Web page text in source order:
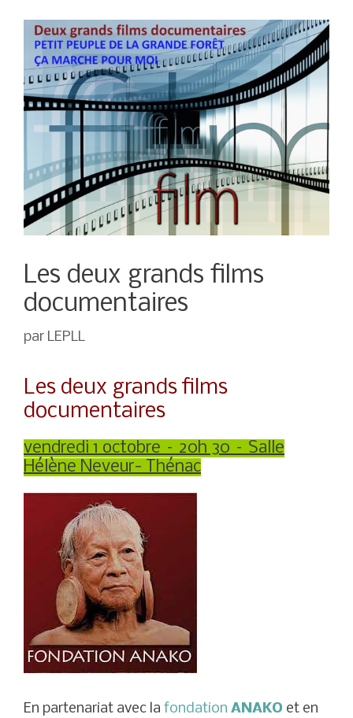
Les deux grands films
documentaires
par LEPLL
Les deux grands films
documentaires
vendredi 1 octobre – 20h 30 – Salle
Hélène Neveur- Thénac
En partenariat avec la fondation ANAKO et en